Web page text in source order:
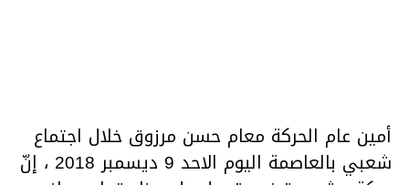
أمين عام الحركة معام حسن مرزوق خلال اجتماع
شعبي بالعاصمة اليوم الاحد 9 ديسمبر 2018 ، إنّ